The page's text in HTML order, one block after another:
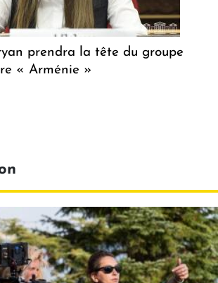
prendra la tête du groupe
« Arménie »